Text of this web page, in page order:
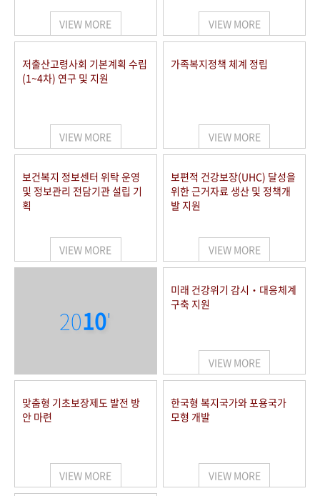
VIEW MORE VIEW MORE
저출산고령사회 기본계획 수립
(1~4차) 연구 및 지원
VIEW MORE
가족복지정책 체계 정립
VIEW MORE
보건복지 정보센터 위탁 운영
및 정보관리 전담기관 설립 기
획
VIEW MORE
보편적 건강보장(UHC) 달성을
위한 근거자료 생산 및 정책개
발 지원
VIEW MORE
2010'
미래 건강위기 감시‧대응체계
구축 지원
VIEW MORE
맞춤형 기초보장제도 발전 방
안 마련
VIEW MORE
한국형 복지국가와 포용국가
모형 개발
VIEW MORE